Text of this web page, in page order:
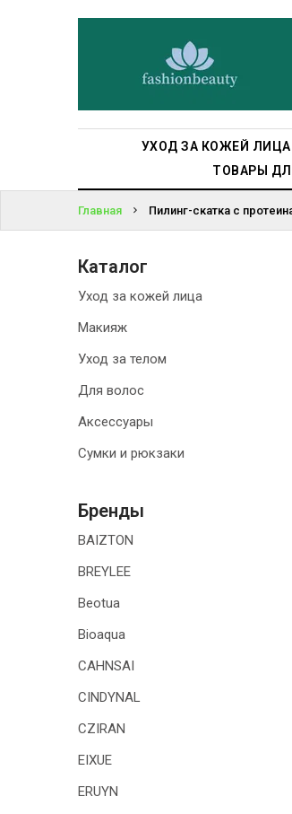
УХОД ЗА КОЖЕЙ ЛИЦА
ТОВАРЫ
ДЛЯ ВОЛОС
ТОВАРЫ ДЛЯ
ВОЗВРАТ И
КОНТАКТЫ
ВОЙТИ
ПАРОЛЬ?
Главная Пилинг-скатка с
Каталог
Уход за кожей лица
Макияж
Уход за телом
Для волос
Аксессуары
Сумки и рюкзаки
Бренды
BAIZTON
BREYLEE
Beotua
Bioaqua
CAHNSAI
CINDYNAL
CZIRAN
EIXUE
ERUYN